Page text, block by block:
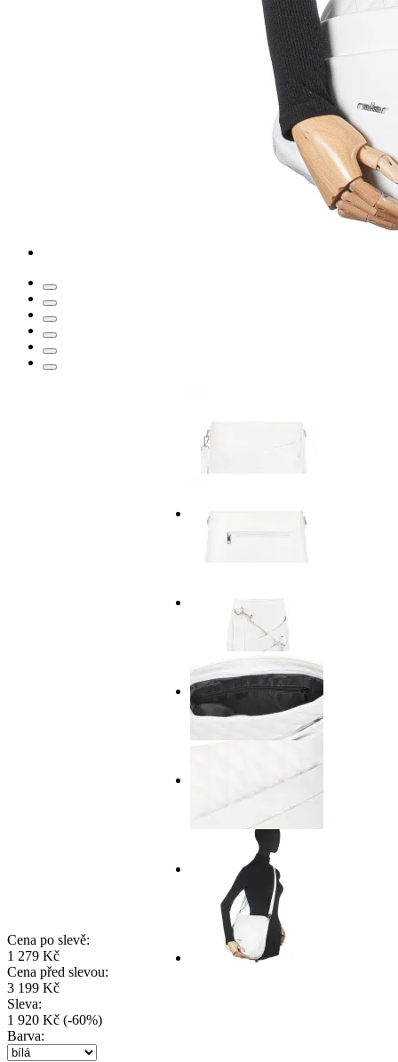
Cena po slevě:
1 279 Kč
Cena před slevou:
3 199 Kč
Sleva:
1 920 Kč (-60%)
Barva: